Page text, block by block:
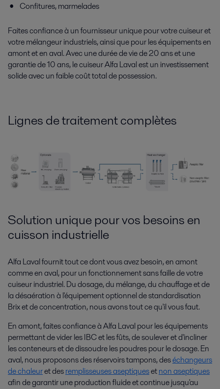
Confitures, marmelades
Faites confiance à un fournisseur unique pour votre cuiseur et
votre mélangeur industriels, ainsi que pour les équipements en
amont et en aval. Avec une durée de vie de 20 ans et une
garantie de 10 ans, le cuiseur Alfa Laval est un investissement
solide avec un faible coût total de possession.
Lignes de traitement complètes
Solution unique pour vos besoins en
cuisson industrielle
Alfa Laval fournit tout ce dont vous avez besoin, en amont
comme en aval, pour un fonctionnement sans faille de votre
cuiseur industriel. Du dosage, du mélange, du chauffage et de
la désaération à l'équipement optionnel de standardisation
Brix et de concentration, nous avons tout ce qu'il vous faut.
En amont, faites confiance à Alfa Laval pour les équipements
permettant de vider les IBC et les fûts, de soulever et d'incliner
les conteneurs et de dissoudre les poudres pour le dosage. En
aval, nous proposons des réservoirs tampons, deséchangeurs
de chaleuret desremplisseuses aseptiquesetnon aseptiques
afin de garantir une production fluide et continue jusqu'au